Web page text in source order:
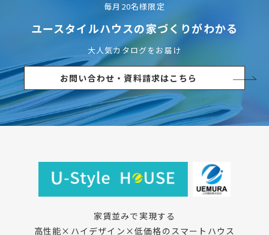
毎月20名様限定
ユースタイルハウスの家づくりがわかる
大人気カタログをお届け
お問い合わせ・資料請求はこちら
家賃並みで実現する
高性能×ハイデザイン×低価格のスマートハウス